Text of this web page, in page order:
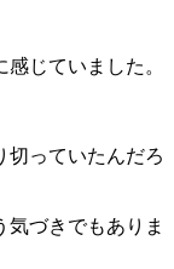
じていました。
切っていたんだろ
気づきでもありま